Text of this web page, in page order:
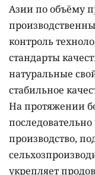
Азии по объёму
контроль
стандарты
натуральные
стабильное
На протяжении
последовательно
производство,
укрепляет